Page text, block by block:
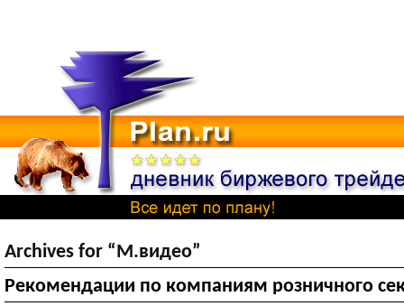
Archives for “М.видео”
Рекомендации по компаниям розничного